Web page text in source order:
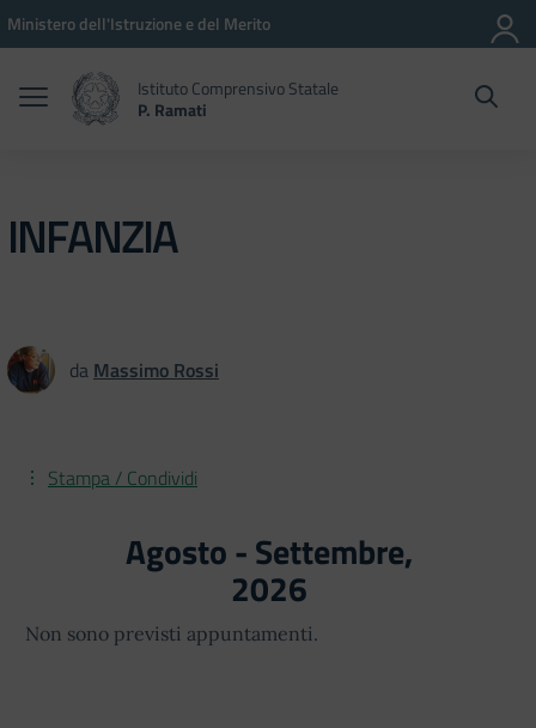
Vai ai contenuti
Vai al menu di navigazione
Vai al footer
Ministero dell'Istruzione e del Merito
Istituto Comprensivo Statale
P. Ramati
INFANZIA
da Massimo Rossi
Stampa / Condividi
Agosto - Settembre,
2026
Non sono previsti appuntamenti.